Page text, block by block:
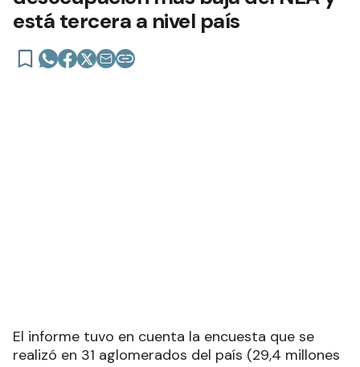
está tercera a nivel país
El informe tuvo en cuenta la encuesta que se
realizó en 31 aglomerados del país (29,4 millones